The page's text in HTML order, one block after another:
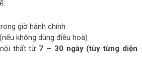
giờ hành chính
không dùng điều hoà)
thất từ 7 – 30 ngày (tùy từng diện